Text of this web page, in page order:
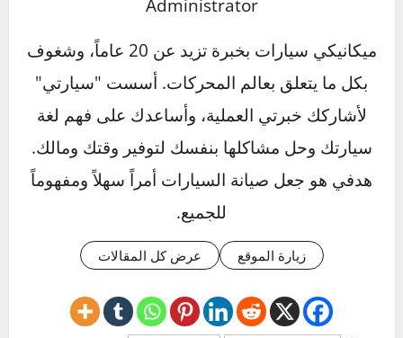
يختلف كل نوع في التصميم حسب الاحتياجات
المختلفة للسيارة.
هل يمكن استبدال كاتم الصوت بنفسك؟
يمكن استبدال كاتم الصوت يدويًا إذا كان لديك
المعرفة اللازمة، لكن يُفضل القيام بهذا العمل
بمساعدة خبير. التثبيت الصحيح مهم لضمان أن أداء
Click to rate this post!
[Total:
0Average:0
]
عن المؤلف